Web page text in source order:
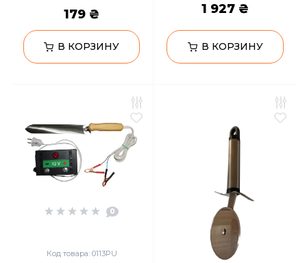
179 ₴
В КОРЗИНУ
1 927 ₴
В КОРЗИНУ
0
Код товара: 0113PU